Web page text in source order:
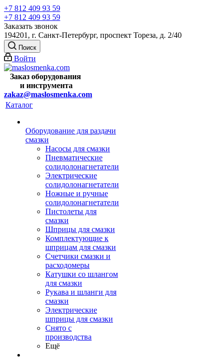
+7 812 409 93 59
+7 812 409 93 59
Заказать звонок
194201, г. Санкт-Петербург, проспект Тореза, д. 2/40
Поиск
Войти
Заказ оборудования
и инструмента
zakaz@maslosmenka.com
Каталог
Оборудование для раздачи
смазки
Насосы для смазки
Пневматические
солидолонагнетатели
Электрические
солидолонагнетатели
Ножные и ручные
солидолонагнетатели
Пистолеты для
смазки
Шприцы для смазки
Комплектующие к
шприцам для смазки
Счетчики смазки и
расходомеры
Катушки со шлангом
для смазки
Рукава и шланги для
смазки
Электрические
шприцы для смазки
Снято с
производства
Ещё